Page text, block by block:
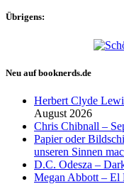
Übrigens:
Neu auf booknerds.de
Herbert Clyde
August 2026
Chris Chibnall –
Papier oder
unseren Sinnen
D.C. Odesza –
Megan Abbott –